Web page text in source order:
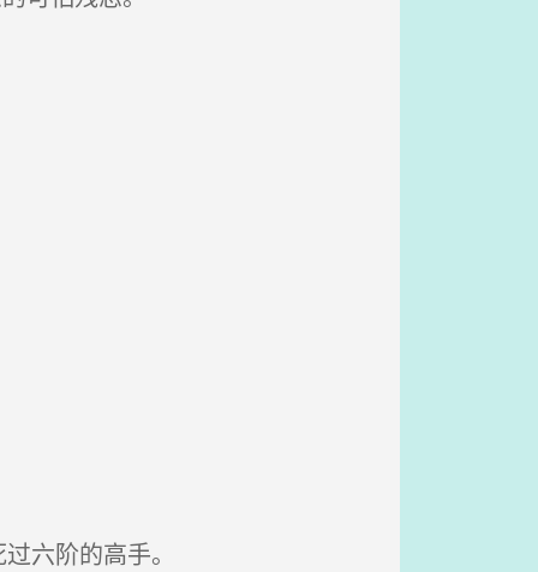
六阶的高手。